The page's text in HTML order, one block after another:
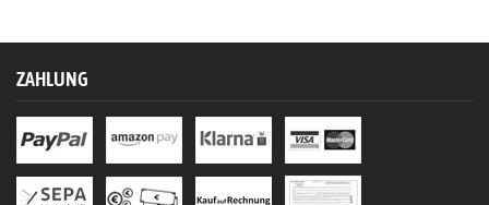
ZAHLUNG